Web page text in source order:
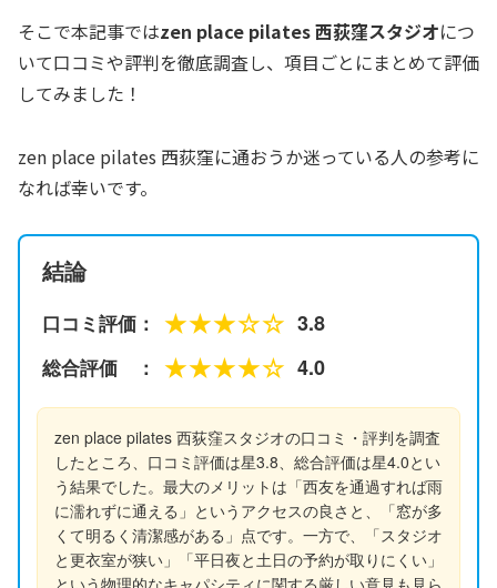
そこで本記事ではzen place pilates 西荻窪スタジオにつ
いて口コミや評判を徹底調査し、項目ごとにまとめて評価
してみました！
zen place pilates 西荻窪に通おうか迷っている人の参考に
なれば幸いです。
結論
口コミ評価： ★★★☆☆ 3.8
総合評価 ： ★★★★☆ 4.0
zen place pilates 西荻窪スタジオの口コミ・評判を調査
したところ、口コミ評価は星3.8、総合評価は星4.0とい
う結果でした。最大のメリットは「西友を通過すれば雨
に濡れずに通える」というアクセスの良さと、「窓が多
くて明るく清潔感がある」点です。一方で、「スタジオ
と更衣室が狭い」「平日夜と土日の予約が取りにくい」